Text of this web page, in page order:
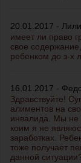
20.01.2017 -
имеет ли право
свое
ребенком до з-х
16.01.2017 -
Здравствуйте!
алиментов на
инвалида. Мы не
коим я не
заработках.
тоже получает
данной